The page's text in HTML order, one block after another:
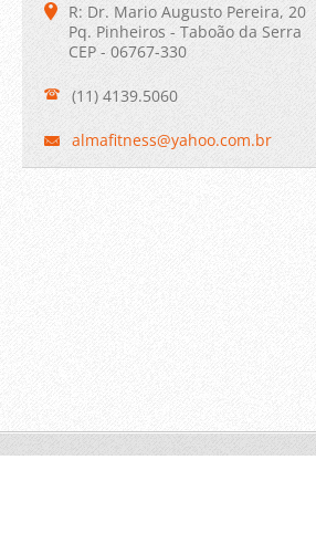
R: Dr. Mario Augusto Pereira, 20
Pq. Pinheiros - Taboão da Serra
CEP - 06767-330
(11) 4139.5060
almafitness@yahoo.com.br